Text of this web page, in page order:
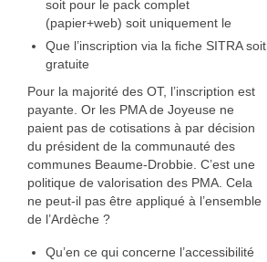
Cuir
Luminaire
Événements
Vie de l’association
Objectifs
Organisation
soit pour le pack complet
(papier+web) soit uniquement le
Que l’inscription via la fiche SITRA soit
gratuite
Pour la majorité des OT, l’inscription est
payante. Or les PMA de Joyeuse ne
paient pas de cotisations à par décision
du président de la communauté des
communes Beaume-Drobbie. C’est une
politique de valorisation des PMA. Cela
ne peut-il pas être appliqué à l’ensemble
de l’Ardèche ?
Qu’en ce qui concerne l’accessibilité